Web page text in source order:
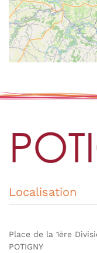
Localisation
Place de la 1ère
POTIGNY